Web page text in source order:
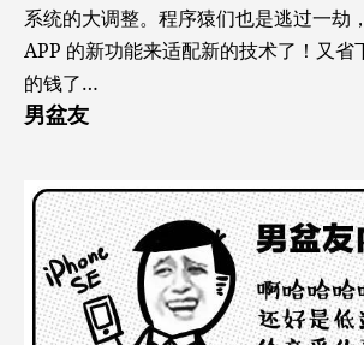
系统的大调整。程序猿们也是逃过一劫
APP 的新功能来适配新的技术了！又省
的钱了…
男盆友